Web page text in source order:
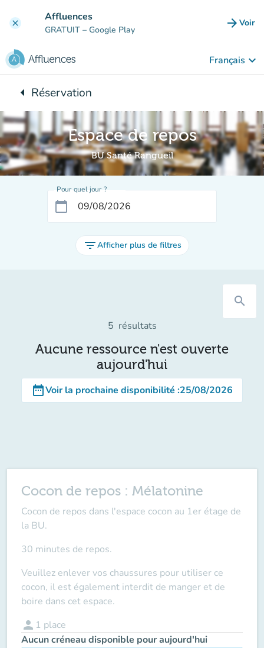
clear Affluences
GRATUIT – Google Play arrow_forward Voir
Français keyboard_arrow_down
arrow_leftRetour à :
Réservation
Espace de repos
BU Santé Rangueil
Pour quel jour ?
calendar_today
filter_listAfficher plus de filtres
search
5 résultats
Aucune ressource n'est ouverte
aujourd'hui
date_rangeVoir la prochaine disponibilité :25/08/2026
Cocon de repos : Mélatonine
Cocon de repos dans l'espace cocon au 1er étage de
la BU.
30 minutes de repos.
Veuillez enlever vos chaussures pour utiliser ce
cocon, il est également interdit de manger et de
boire dans cet espace.
person 1 place
Aucun créneau disponible pour aujourd'hui